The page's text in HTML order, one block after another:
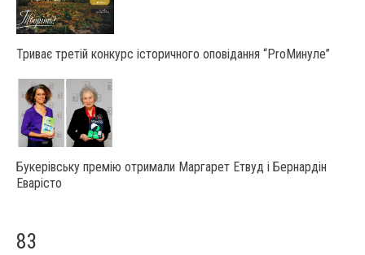
Триває третій конкурс історичного оповідання “ProМинуле”
Букерівську премію отримали Маргарет Етвуд і Бернардін
Еварісто
83